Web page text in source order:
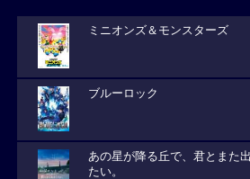
ミニオンズ＆モンスターズ
ブルーロック
あの星が降る丘で、君とまた
たい。